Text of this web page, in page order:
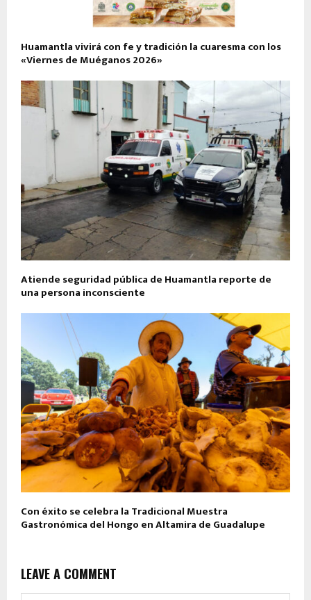
Huamantla vivirá con fe y tradición la cuaresma con los
«Viernes de Muéganos 2026»
Atiende seguridad pública de Huamantla reporte de
una persona inconsciente
Con éxito se celebra la Tradicional Muestra
Gastronómica del Hongo en Altamira de Guadalupe
LEAVE A COMMENT